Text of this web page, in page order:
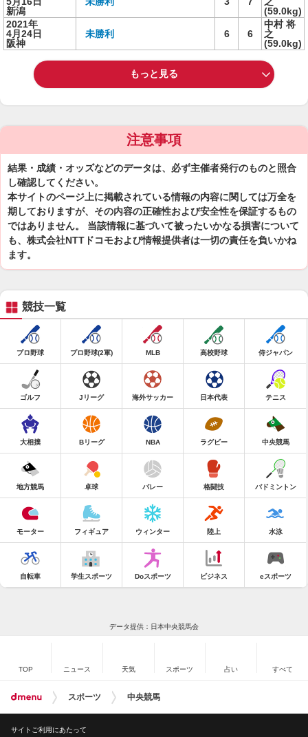
新潟
(59.0kg)
2021年
4月24日
阪神
未勝利 6 6
中村 将
之
(59.0kg)
もっと見る
注意事項
結果・成績・オッズなどのデータは、必ず主催者発行のものと照合
し確認してください。
本サイトのページ上に掲載されている情報の内容に関しては万全を
期しておりますが、その内容の正確性および安全性を保証するもの
ではありません。 当該情報に基づいて被ったいかなる損害について
も、株式会社NTTドコモおよび情報提供者は一切の責任を負いかね
ます。
競技一覧
プロ野球 プロ野球(2軍) MLB 高校野球 侍ジャパン
ゴルフ Jリーグ 海外サッカー 日本代表 テニス
大相撲 Bリーグ NBA ラグビー 中央競馬
地方競馬 卓球 バレー 格闘技 バドミントン
モーター フィギュア ウィンター 陸上 水泳
自転車 学生スポーツ Doスポーツ ビジネス eスポーツ
データ提供：日本中央競馬会
TOP ニュース 天気 スポーツ 占い すべて
スポーツ 中央競馬
サイトご利用にあたって